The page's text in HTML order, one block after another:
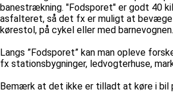
banestrækning. "Fodsporet" er godt 40
asfalteret, så det fx er muligt at bevæge
kørestol, på cykel eller med barnevognen.
Langs ”Fodsporet” kan man opleve
fx stationsbygninger, ledvogterhuse,
Bemærk at det ikke er tilladt at køre i bil